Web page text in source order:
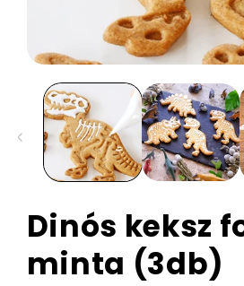
Dinós keksz
minta (3db)